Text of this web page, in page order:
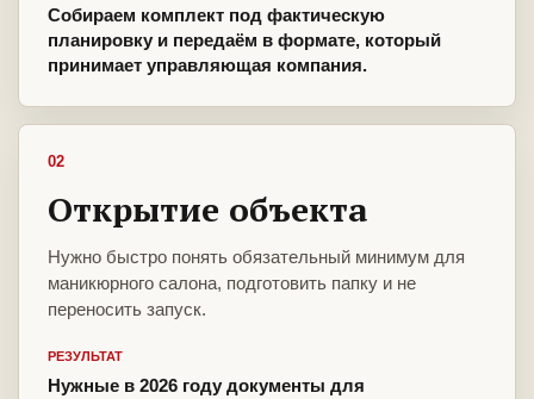
Собираем комплект под фактическую
планировку и передаём в формате, который
принимает управляющая компания.
02
Открытие объекта
Нужно быстро понять обязательный минимум для
маникюрного салона, подготовить папку и не
переносить запуск.
РЕЗУЛЬТАТ
Нужные в 2026 году документы для